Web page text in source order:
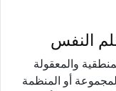
النفس
والمعقولة
أو المنظمة